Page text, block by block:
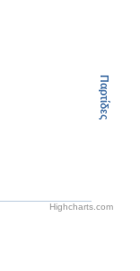
Παρτίδες
Highcharts.com